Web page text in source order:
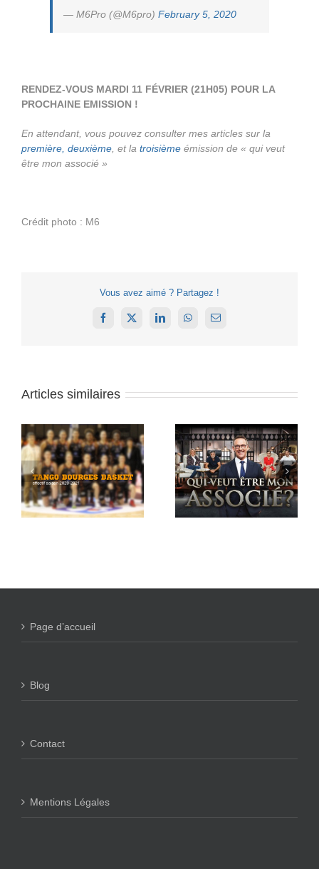
— M6Pro (@M6pro) February 5, 2020
RENDEZ-VOUS MARDI 11 FÉVRIER (21H05) POUR LA
PROCHAINE EMISSION !
En attendant, vous pouvez consulter mes articles sur la
première, deuxième , et la troisième émission de « qui veut
être mon associé »
Crédit photo : M6
Vous avez aimé ? Partagez !
Facebook
X LinkedInWhatsAppEmail
Articles similaires
Page d’accueil
Blog
Contact
Mentions Légales